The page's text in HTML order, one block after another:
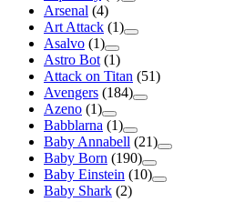
Arsenal (4)
Art Attack (1)
Asalvo (1)
Astro Bot (1)
Attack on Titan (51)
Avengers (184)
Azeno (1)
Babblarna (1)
Baby Annabell (21)
Baby Born (190)
Baby Einstein (10)
Baby Shark (2)